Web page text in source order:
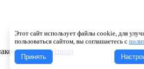
сполитикой
Этот сайт использует файлы cookie, для
пользоваться сайтом, вы соглашаетесь с
Принять